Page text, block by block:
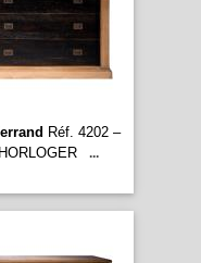
Réf. 4202 –
...